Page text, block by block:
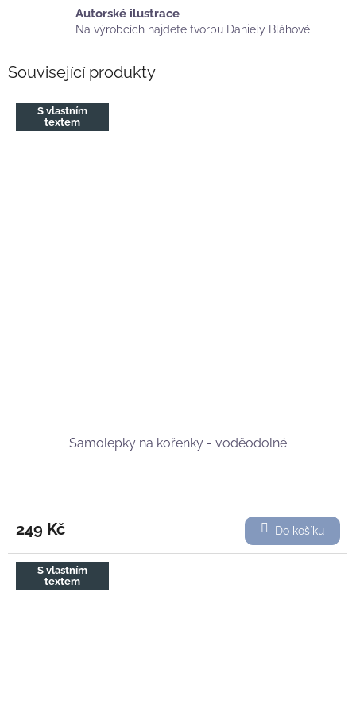
Autorské ilustrace
Na výrobcích najdete tvorbu Daniely Bláhové
Související produkty
S vlastním
textem
Samolepky na kořenky - voděodolné
249 Kč Do košíku
S vlastním
textem